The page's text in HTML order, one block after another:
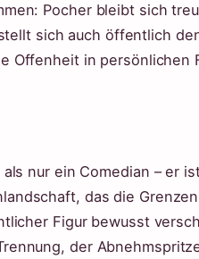
Pocher bleibt sich
sich auch öffentlich
Offenheit in persönlichen
nur ein Comedian – er
das die
Figur bewusst
der